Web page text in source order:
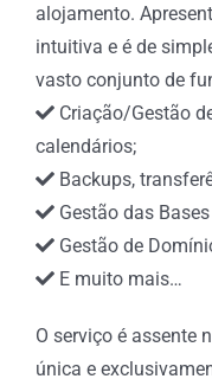
alojamento.
intuitiva e é de
vasto conjunto de
Criação/Gestão
calendários;
Backups,
Gestão das
Gestão de
E muito mais…
O serviço é assente
única e